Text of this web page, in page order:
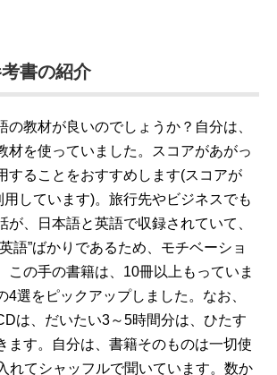
書の紹介
の教材が良いのでしょうか？自分は、
材を使っていました。スコアがあがっ
することをおすすめします(スコアが
しています)。旅行先やビジネスでも
が、日本語と英語で収録されていて、
語”ばかりであるため、モチベーショ
この手の書籍は、10冊以上もっていま
4選をピックアップしました。なお、
は、だいたい3～5時間分は、ひたす
ます。自分は、書籍そのものは一切使
れてシャッフルで聞いています。数か